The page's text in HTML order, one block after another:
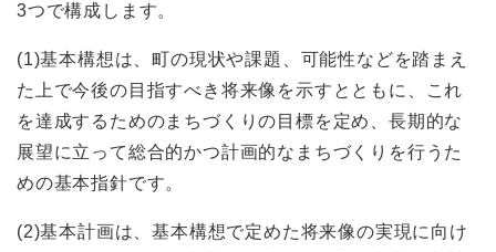
3つで構成します。
(1)基本構想は、町の現状や課題、可能性などを踏まえ
た上で今後の目指すべき将来像を示すとともに、これ
を達成するためのまちづくりの目標を定め、長期的な
展望に立って総合的かつ計画的なまちづくりを行うた
めの基本指針です。
(2)基本計画は、基本構想で定めた将来像の実現に向け